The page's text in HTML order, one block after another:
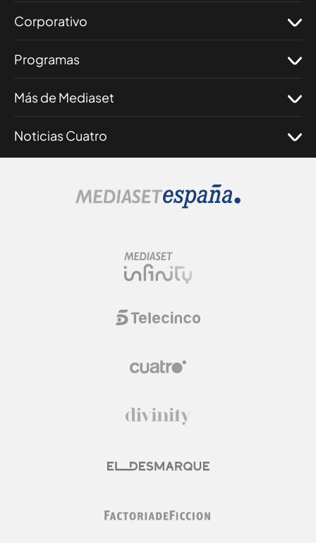
Corporativo
Programas
Más de Mediaset
Noticias Cuatro